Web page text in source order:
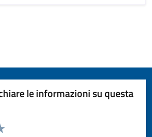
le informazioni su questa
pagina